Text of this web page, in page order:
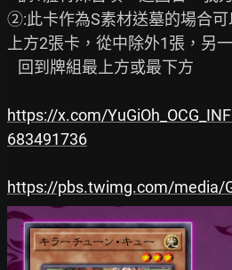
②:此卡作為S素材送墓的場合可
上方2張卡，從中除外1張，另
https://x.com/
683491736
https://pbs.twimg.com/media/